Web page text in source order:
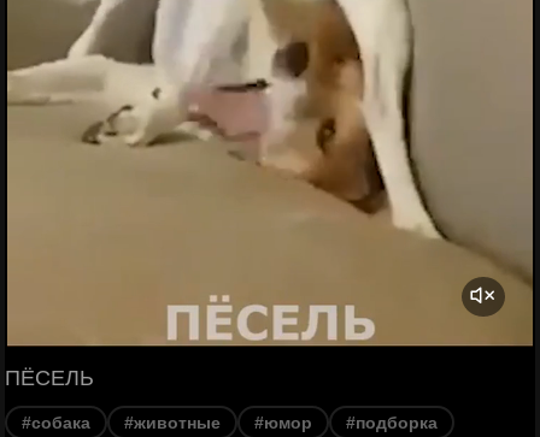
ПЁСЕЛЬ
#собака #животные #юмор #подборка